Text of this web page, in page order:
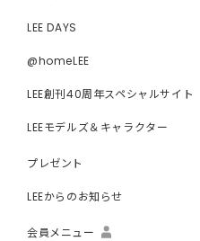
LEE DAYS
@homeLEE
LEE創刊40周年スペシャルサイト
LEEモデルズ＆キャラクター
プレゼント
LEEからのお知らせ
会員メニュー